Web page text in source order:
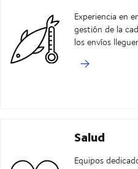
Experiencia en
gestión de la
los envíos
Salud
Equipos